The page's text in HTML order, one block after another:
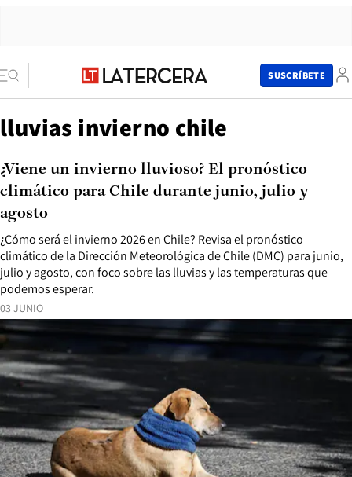
SUSCRÍBETE
lluvias invierno chile
03 JUNIO
¿Cómo será el invierno 2026 en Chile? Revisa el pronóstico
climático de la Dirección Meteorológica de Chile (DMC) para junio,
julio y agosto, con foco sobre las lluvias y las temperaturas que
podemos esperar.
¿Viene un invierno lluvioso? El pronóstico
climático para Chile durante junio, julio y
agosto